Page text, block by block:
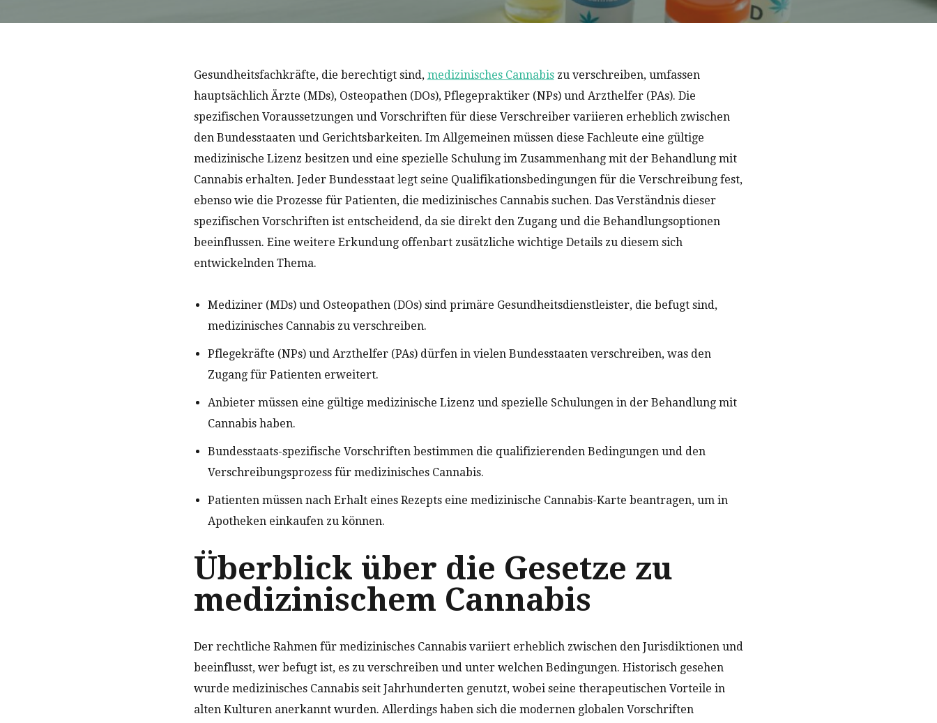
Gesundheitsfachkräfte, die berechtigt sind, medizinisches Cannabiszu verschreiben, umfassen
hauptsächlich Ärzte (MDs), Osteopathen (DOs), Pflegepraktiker (NPs) und Arzthelfer (PAs). Die
spezifischen Voraussetzungen und Vorschriften für diese Verschreiber variieren erheblich zwischen
den Bundesstaaten und Gerichtsbarkeiten. Im Allgemeinen müssen diese Fachleute eine gültige
medizinische Lizenz besitzen und eine spezielle Schulung im Zusammenhang mit der Behandlung mit
Cannabis erhalten. Jeder Bundesstaat legt seine Qualifikationsbedingungen für die Verschreibung fest,
ebenso wie die Prozesse für Patienten, die medizinisches Cannabis suchen. Das Verständnis dieser
spezifischen Vorschriften ist entscheidend, da sie direkt den Zugang und die Behandlungsoptionen
beeinflussen. Eine weitere Erkundung offenbart zusätzliche wichtige Details zu diesem sich
entwickelnden Thema.
Mediziner (MDs) und Osteopathen (DOs) sind primäre Gesundheitsdienstleister, die befugt sind,
medizinisches Cannabis zu verschreiben.
Pflegekräfte (NPs) und Arzthelfer (PAs) dürfen in vielen Bundesstaaten verschreiben, was den
Zugang für Patienten erweitert.
Anbieter müssen eine gültige medizinische Lizenz und spezielle Schulungen in der Behandlung mit
Cannabis haben.
Bundesstaats-spezifische Vorschriften bestimmen die qualifizierenden Bedingungen und den
Verschreibungsprozess für medizinisches Cannabis.
Patienten müssen nach Erhalt eines Rezepts eine medizinische Cannabis-Karte beantragen, um in
Apotheken einkaufen zu können.
Überblick über die Gesetze zu
medizinischem Cannabis
Der rechtliche Rahmen für medizinisches Cannabis variiert erheblich zwischen den Jurisdiktionen und
beeinflusst, wer befugt ist, es zu verschreiben und unter welchen Bedingungen. Historisch gesehen
wurde medizinisches Cannabis seit Jahrhunderten genutzt, wobei seine therapeutischen Vorteile in
alten Kulturen anerkannt wurden. Allerdings haben sich die modernen globalen Vorschriften